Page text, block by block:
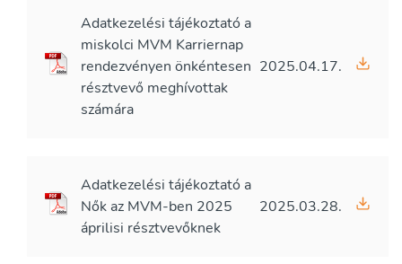
Adatkezelési tájékoztató a
miskolci MVM Karriernap
rendezvényen önkéntesen
résztvevő meghívottak
számára
2025.04.17.
Adatkezelési tájékoztató a
Nők az MVM-ben 2025
áprilisi résztvevőknek
2025.03.28.